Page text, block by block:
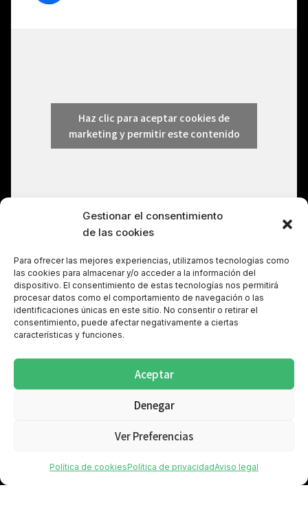
Gestionar el consentimiento
de las cookies
Para ofrecer las mejores experiencias, utilizamos tecnologías como
las cookies para almacenar y/o acceder a la información del
dispositivo. El consentimiento de estas tecnologías nos permitirá
procesar datos como el comportamiento de navegación o las
identificaciones únicas en este sitio. No consentir o retirar el
consentimiento, puede afectar negativamente a ciertas
características y funciones.
Aceptar
Denegar
Ver Preferencias
Política de cookiesPolítica de privacidadAviso legal
Haz clic para aceptar cookies de
marketing y permitir este contenido
Política de cookies (UE)
Política de privacidad Redes Sociales